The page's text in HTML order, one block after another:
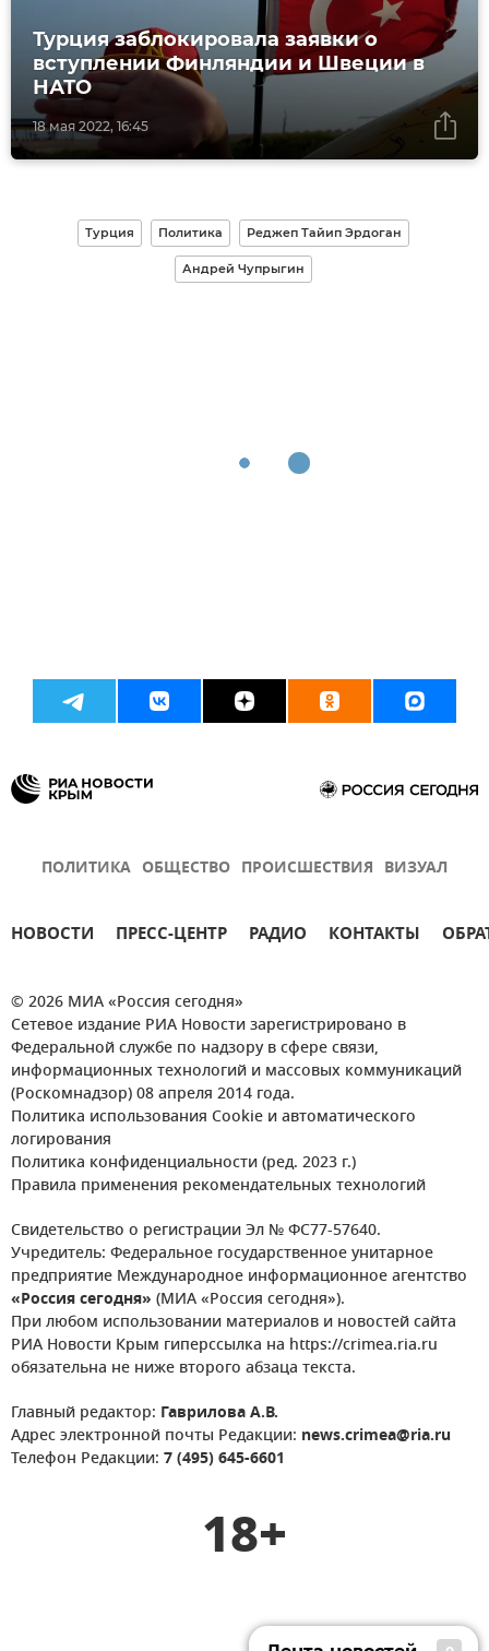
18 мая 2022, 16:45
Турция заблокировала заявки о
вступлении Финляндии и Швеции в
НАТО
Турция Политика Реджеп Тайип Эрдоган
Андрей Чупрыгин
ПОЛИТИКА ОБЩЕСТВО ПРОИСШЕСТВИЯ ВИЗУАЛ
НОВОСТИ ПРЕСС-ЦЕНТР РАДИО КОНТАКТЫ
© 2026 МИА «Россия сегодня»
Сетевое издание РИА Новости зарегистрировано в
Федеральной службе по надзору в сфере связи,
информационных технологий и массовых коммуникаций
(Роскомнадзор) 08 апреля 2014 года.
Политика использования Cookie и автоматического
логирования
Политика конфиденциальности (ред. 2023 г.)
Правила применения рекомендательных технологий
Свидетельство о регистрации Эл № ФС77-57640.
Учредитель: Федеральное государственное унитарное
предприятие Международное информационное агентство
«Россия сегодня» (МИА «Россия сегодня»).
При любом использовании материалов и новостей сайта
РИА Новости Крым гиперссылка на https://crimea.ria.ru
обязательна не ниже второго абзаца текста.
Главный редактор: Гаврилова А.В.
Адрес электронной почты Редакции: news.crimea@ria.ru
Телефон Редакции: 7 (495) 645-6601
18+